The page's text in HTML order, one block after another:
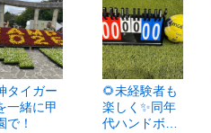
タイガー
一緒に甲
で！
🌻未経験者も
楽しく✨同年
代ハンドボ…